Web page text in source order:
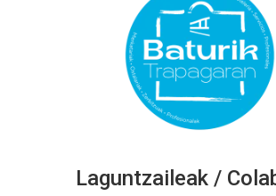
Laguntzaileak /